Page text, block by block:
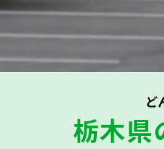
ど
栃木県